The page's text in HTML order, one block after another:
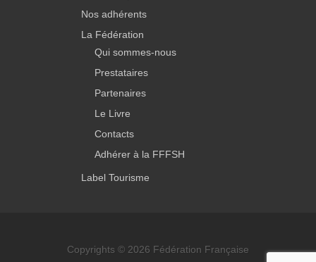
Nos adhérents
La Fédération
Qui sommes-nous
Prestataires
Partenaires
Le Livre
Contacts
Adhérer à la FFFSH
Label Tourisme
Copyrights © 2026 Fédération Française